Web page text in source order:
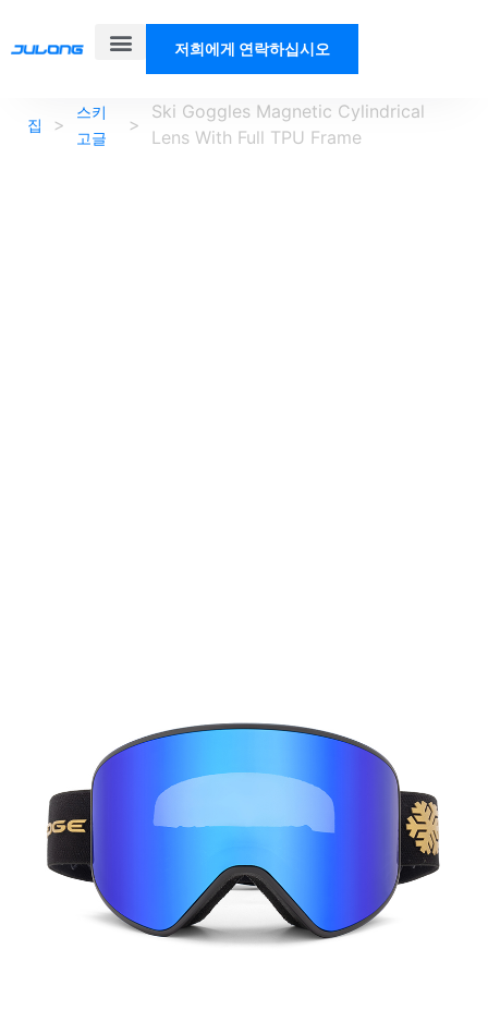
저희에게 연락하십시오
집 >
스키
고글
>
Ski Goggles Magnetic Cylindrical
Lens With Full TPU Frame